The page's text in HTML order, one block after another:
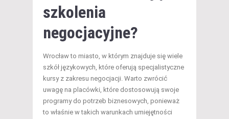
szkolenia
negocjacyjne?
Wrocław to miasto, w którym znajduje się wiele
szkół językowych, które oferują specjalistyczne
kursy z zakresu negocjacji. Warto zwrócić
uwagę na placówki, które dostosowują swoje
programy do potrzeb biznesowych, ponieważ
to właśnie w takich warunkach umiejętności